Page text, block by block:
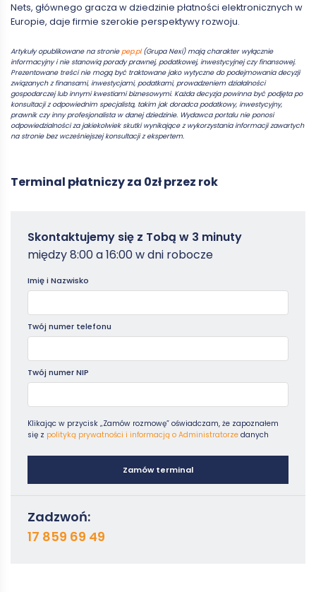
Nets, głównego gracza w dziedzinie płatności elektronicznych w
Europie, daje firmie szerokie perspektywy rozwoju.
Artykuły opublikowane na stroniepep.pl(Grupa Nexi) mają charakter wyłącznie
informacyjny i nie stanowią porady prawnej, podatkowej, inwestycyjnej czy finansowej.
Prezentowane treści nie mogą być traktowane jako wytyczne do podejmowania decyzji
związanych z finansami, inwestycjami, podatkami, prowadzeniem działalności
gospodarczej lub innymi kwestiami biznesowymi. Każda decyzja powinna być podjęta po
konsultacji z odpowiednim specjalistą, takim jak doradca podatkowy, inwestycyjny,
prawnik czy inny profesjonalista w danej dziedzinie. Wydawca portalu nie ponosi
odpowiedzialności za jakiekolwiek skutki wynikające z wykorzystania informacji zawartych
na stronie bez wcześniejszej konsultacji z ekspertem.
Terminal płatniczy za 0zł przez rok
Zamowterminal
Poradniki
Skontaktujemy się z Tobą w 3 minuty
między 8:00 a 16:00 w dni robocze
Imię i Nazwisko
Twój numer telefonu
Twój numer NIP
Klikając w przycisk „Zamów rozmowę” oświadczam, że zapoznałem
się z polityką prywatności i informacją o Administratorze danych
Zamów terminal
Zadzwoń:
17 859 69 49